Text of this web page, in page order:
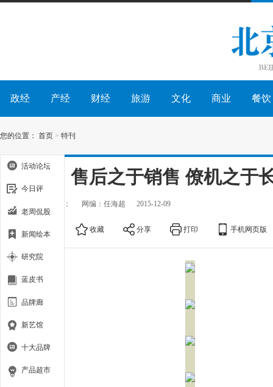
政经 产经 财经 旅游 文化 商业 餐饮
您的位置： 首页 > 特刊
宝马：售后之于销售 僚机之于
作者： 网编：任海超 2015-12-09
大 中 收藏 分享 打印 手机网页版
活动论坛
今日评
老周侃股
新闻绘本
研究院
蓝皮书
品牌廊
新艺馆
十大品牌
产品超市